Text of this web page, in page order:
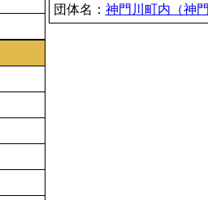
団体名： 神門川町内（神